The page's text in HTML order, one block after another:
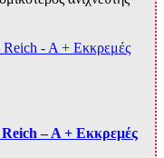
– A + Εκκρεμές